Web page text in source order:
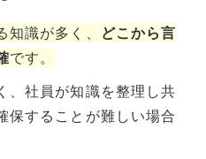
識が多く、
どこから言
です。
、社員が知識を整理し共
保することが難しい場合